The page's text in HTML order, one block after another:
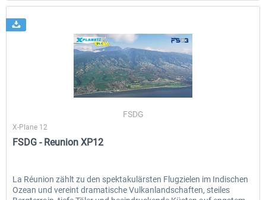
FSDG
X-Plane 12
FSDG - Reunion XP12
La Réunion zählt zu den spektakulärsten Flugzielen im Indischen
Ozean und vereint dramatische Vulkanlandschaften, steiles